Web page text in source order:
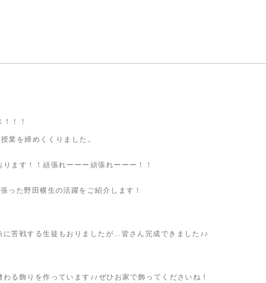
！！
業を締めくくりました。
ます！！頑張れーーー頑張れーーー！！
った野田横生の活躍をご紹介します！
に苦戦する生徒もおりましたが…皆さん完成できました♪♪
る飾りを作っています♪♪ぜひお家で飾ってくださいね！